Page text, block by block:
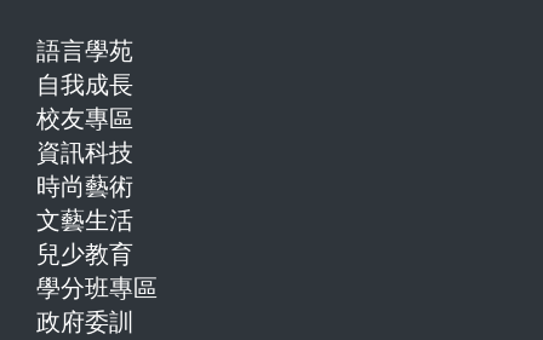
語言學苑
自我成長
校友專區
資訊科技
時尚藝術
文藝生活
兒少教育
學分班專區
政府委訓